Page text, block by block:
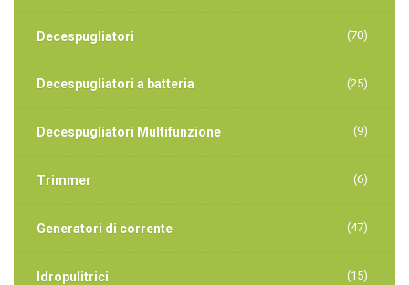
Decespugliatori (70)
Decespugliatori a batteria (25)
Decespugliatori Multifunzione (9)
Trimmer (6)
Generatori di corrente (47)
Idropulitrici (15)